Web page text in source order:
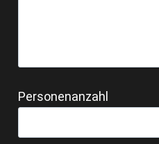
Personenanzahl